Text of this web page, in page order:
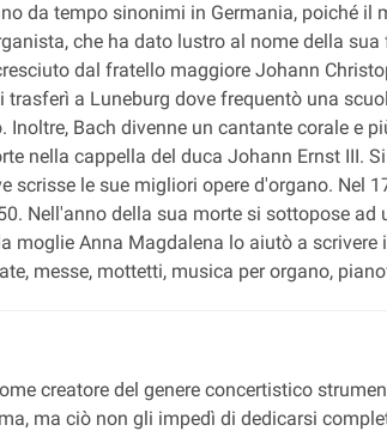
da tempo sinonimi in Germania, poiché
che ha dato lustro al nome della
dal fratello maggiore Johann
a Luneburg dove frequentò una
Bach divenne un cantante corale e
nella cappella del duca Johann Ernst III.
scrisse le sue migliori opere d'organo.
Nell'anno della sua morte si sottopose
moglie Anna Magdalena lo aiutò a
messe, mottetti, musica per organo,
creatore del genere concertistico
ma ciò non gli impedì di dedicarsi